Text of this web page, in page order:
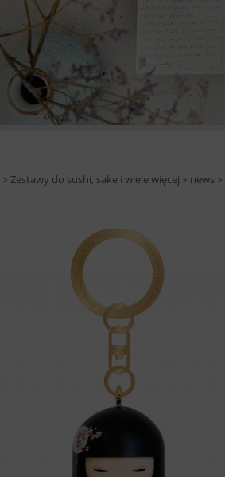
> Zestawy do sushi, sake i wiele więcej > news >